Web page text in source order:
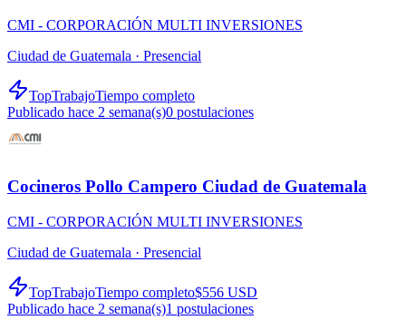
CMI - CORPORACIÓN MULTI INVERSIONES
Ciudad de Guatemala · Presencial
TopTrabajoTiempo completo
Publicado hace 2 semana(s)0 postulaciones
Cocineros Pollo Campero Ciudad de Guatemala
CMI - CORPORACIÓN MULTI INVERSIONES
Ciudad de Guatemala · Presencial
TopTrabajoTiempo completo$556 USD
Publicado hace 2 semana(s)1 postulaciones